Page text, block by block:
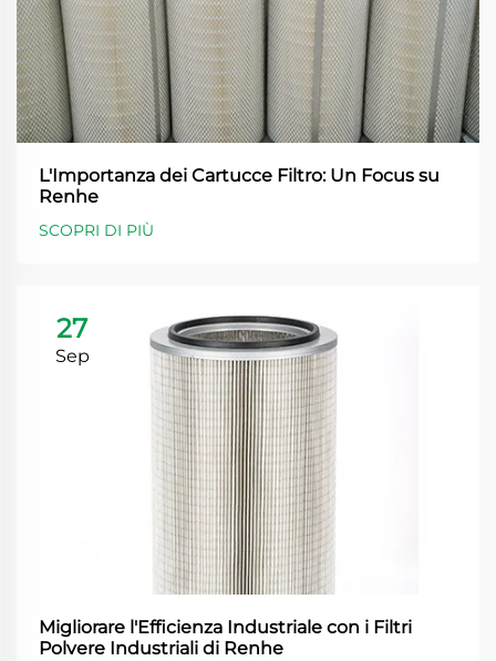
L'Importanza dei Cartucce Filtro: Un Focus su
Renhe
SCOPRI DI PIÙ
27
Sep
Migliorare l'Efficienza Industriale con i Filtri
Polvere Industriali di Renhe